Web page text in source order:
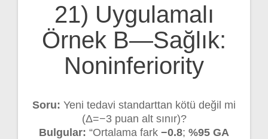
21) Uygulamalı
Örnek B—Sağlık:
Noninferiority
Soru: Yeni tedavi standarttan kötü değil mi
(Δ=−3 puan alt sınır)?
Bulgular: “Ortalama fark −0.8; %95 GA